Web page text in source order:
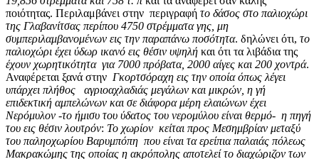
ποιότητας. Περιλαμβάνει στην περιγραφή το δάσος στο παλιοχώρι
της Γλαβανίτσας περίπου 4750 στρέμματα γης, μη
συμπεριλαμβανομένων εις την παραπάνω ποσότητα. δηλώνει ότι, το
παλιοχώρι έχει ύδωρ ικανό εις θέσιν υψηλή και ότι τα λιβάδια της
έχουν χωρητικότητα για 7000 πρόβατα, 2000 αίγες και 200 χοντρά.
Αναφέρεται ξανά στην Γκορτσόραχη εις την οποία όπως λέγει
υπάρχει πλήθος αγριοαχλαδιάς μεγάλων και μικρών, η γή
επιδεκτική αμπελώνων και σε διάφορα μέρη ελαιώνων έχει
Νερόμυλον -το ήμισυ του ύδατος του νερομύλου είναι θερμό- η πηγή
του εις θέσιν λουτρόν: Το χωρίον κείται προς Μεσημβρίαν μεταξύ
του παληοχωρίου Βαρυμπόπη που είναι τα ερείπια παλαιάς πόλεως
Μακρακώμης της οποίας η ακρόπολης αποτελεί το διαχώριζον των